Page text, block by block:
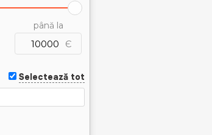
până la
Є
Selectează tot